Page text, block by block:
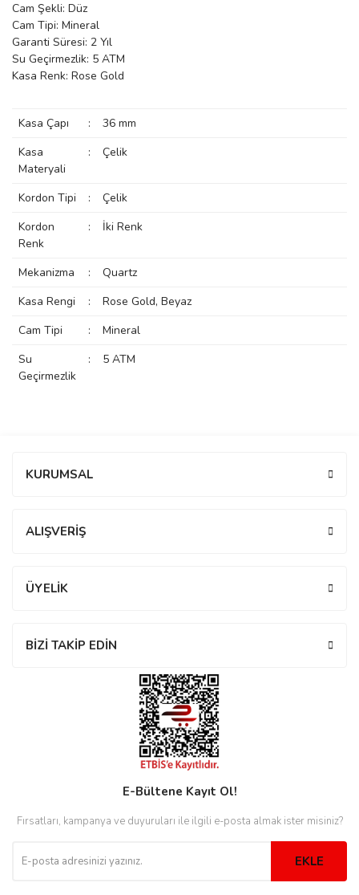
Cam Şekli: Düz
Cam Tipi: Mineral
Garanti Süresi: 2 Yıl
Su Geçirmezlik: 5 ATM
Kasa Renk: Rose Gold
Kasa Çapı :
36 mm
Kasa
Materyali
: Çelik
Kordon Tipi :
Çelik
Kordon
Renk
: İki Renk
Mekanizma :
Quartz
Kasa Rengi
:
Rose Gold, Beyaz
Cam Tipi
:
Mineral
Su
Geçirmezlik
: 5 ATM
KURUMSAL
ALIŞVERİŞ
ÜYELİK
BİZİ TAKİP EDİN
E-Bültene Kayıt Ol!
Fırsatları, kampanya ve duyuruları ile ilgili e-posta almak ister misiniz?
EKLE